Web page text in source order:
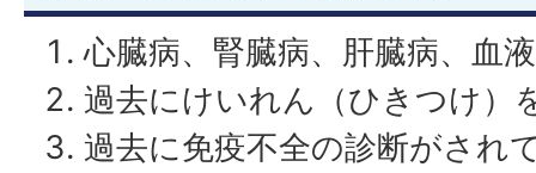
心臓病、腎臓病、肝臓病、血
過去にけいれん（ひきつけ）
過去に免疫不全の診断がされ